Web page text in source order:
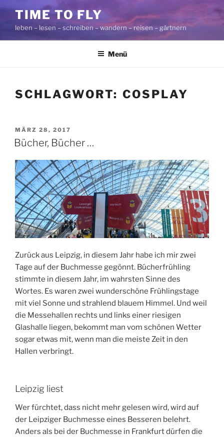
Zum
Inhalt
springen
TIME TO FLY
leben – lesen – schreiben – wandern – reisen – gärtnern
Menü
SCHLAGWORT: COSPLAY
VERÖFFENTLICHT
AM
MÄRZ 28, 2017
Bücher, Bücher …
Zurück aus Leipzig, in diesem Jahr habe ich mir zwei
Tage auf der Buchmesse gegönnt. Bücherfrühling
stimmte in diesem Jahr, im wahrsten Sinne des
Wortes. Es waren zwei wunderschöne Frühlingstage
mit viel Sonne und strahlend blauem Himmel. Und weil
die Messehallen rechts und links einer riesigen
Glashalle liegen, bekommt man vom schönen Wetter
sogar etwas mit, wenn man die meiste Zeit in den
Hallen verbringt.
Leipzig liest
Wer fürchtet, dass nicht mehr gelesen wird, wird auf
der Leipziger Buchmesse eines Besseren belehrt.
Anders als bei der Buchmesse in Frankfurt dürfen die